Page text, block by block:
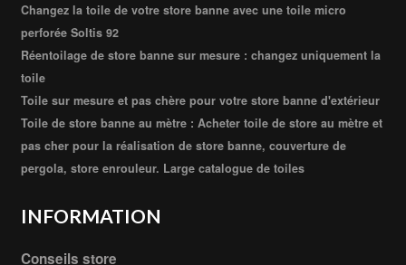
Changez la toile de votre store banne avec une toile micro
perforée Soltis 92
Réentoilage de store banne sur mesure : changez uniquement la
toile
Toile sur mesure et pas chère pour votre store banne d'extérieur
Toile de store banne au mètre : Acheter toile de store au mètre et
pas cher pour la réalisation de store banne, couverture de
pergola, store enrouleur. Large catalogue de toiles
INFORMATION
Conseils store